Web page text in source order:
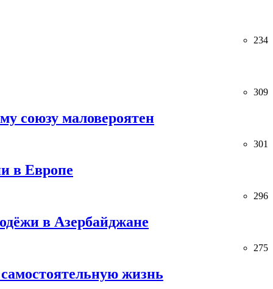
234
309
союзу маловероятен
301
в Европе
296
в Азербайджане
275
жизнь